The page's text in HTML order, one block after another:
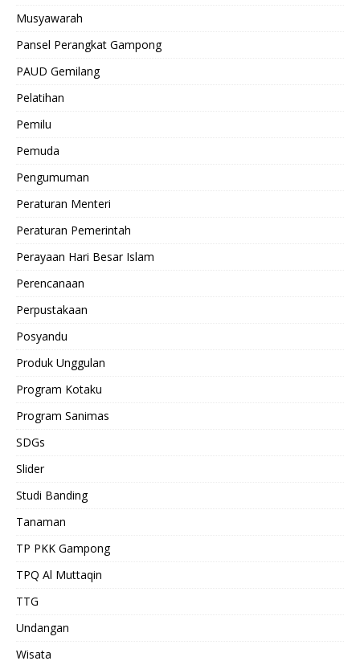
Musyawarah
Pansel Perangkat Gampong
PAUD Gemilang
Pelatihan
Pemilu
Pemuda
Pengumuman
Peraturan Menteri
Peraturan Pemerintah
Perayaan Hari Besar Islam
Perencanaan
Perpustakaan
Posyandu
Produk Unggulan
Program Kotaku
Program Sanimas
SDGs
Slider
Studi Banding
Tanaman
TP PKK Gampong
TPQ Al Muttaqin
TTG
Undangan
Wisata